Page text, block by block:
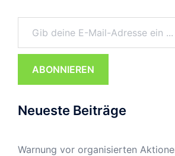
Gib deine E-Mail-Adresse ein ...
ABONNIEREN
Neueste Beiträge
Warnung vor organisierten